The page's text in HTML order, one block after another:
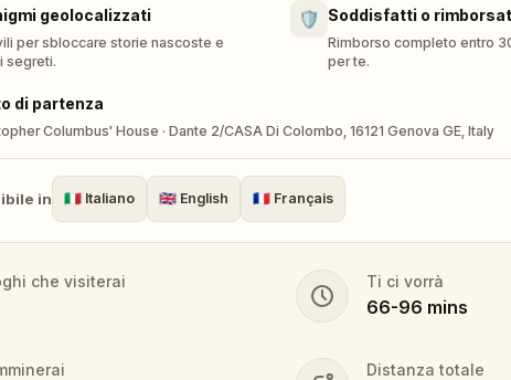
geolocalizzati
per sbloccare storie nascoste e
segreti.
🛡️ Soddisfatti o
Rimborso completo entro
per te.
di partenza
Columbus' House · Dante 2/CASA Di Colombo, 16121 Genova GE, Italy
in 🇮🇹 Italiano 🇬🇧 English 🇫🇷 Français
che visiterai Ti ci vorrà
66-96 mins
Distanza totale